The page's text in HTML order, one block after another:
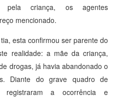
pela criança, os agentes
mencionado.
esta confirmou ser parente do
realidade: a mãe da criança,
drogas, já havia abandonado o
Diante do grave quadro de
registraram a ocorrência e